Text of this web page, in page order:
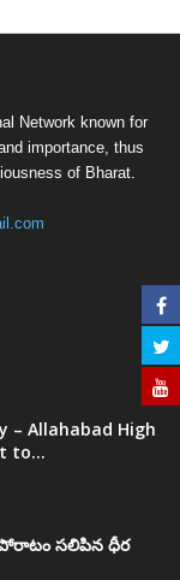
Network known for
importance, thus
of Bharat.
– Allahabad High
to...
సలిపిన ధీర